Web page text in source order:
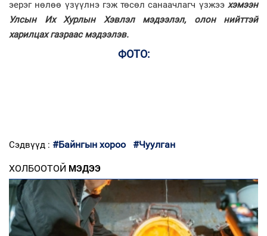
эерэг нөлөө үзүүлнэ гэж төсөл санаачлагч үзжээ хэмээн
Улсын Их Хурлын Хэвлэл мэдээлэл, олон нийттэй
харилцах газраас мэдээлэв.
ФОТО:
Сэдвүүд : #Байнгын хороо #Чуулган
ХОЛБООТОЙ МЭДЭЭ